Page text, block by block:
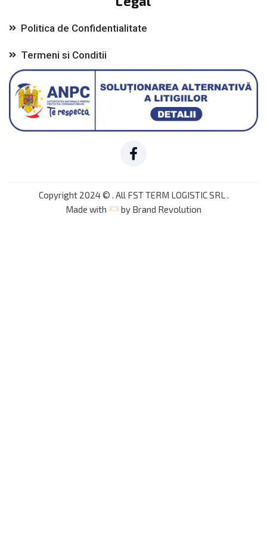
Politica de Confidentialitate
Termeni si Conditii
Copyright 2024 © . All FST TERM LOGISTIC SRL .
Made with
by Brand Revolution